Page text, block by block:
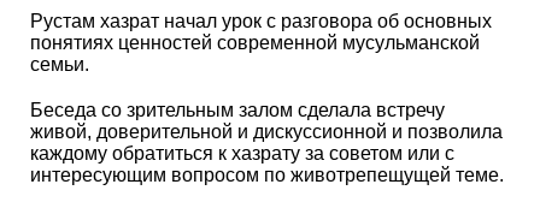
Рустам хазрат начал урок с разговора об основных
понятиях ценностей современной мусульманской
семьи.
Беседа со зрительным залом сделала встречу
живой, доверительной и дискуссионной и позволила
каждому обратиться к хазрату за советом или с
интересующим вопросом по животрепещущей теме.